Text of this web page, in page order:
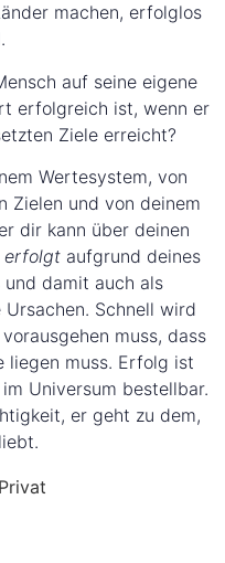
machen, erfolglos
auf seine eigene
erfolgreich ist, wenn er
Ziele erreicht?
Wertesystem, von
Zielen und von deinem
dir kann über deinen
erfolgtaufgrund deines
damit auch als
Schnell wird
muss, dass
liegen muss. Erfolg ist
Universum bestellbar.
er geht zu dem,